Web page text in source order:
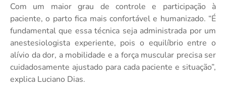
Com um maior grau de controle e participação à
paciente, o parto fica mais confortável e humanizado. “É
fundamental que essa técnica seja administrada por um
anestesiologista experiente, pois o equilíbrio entre o
alívio da dor, a mobilidade e a força muscular precisa ser
cuidadosamente ajustado para cada paciente e situação”,
explica Luciano Dias.